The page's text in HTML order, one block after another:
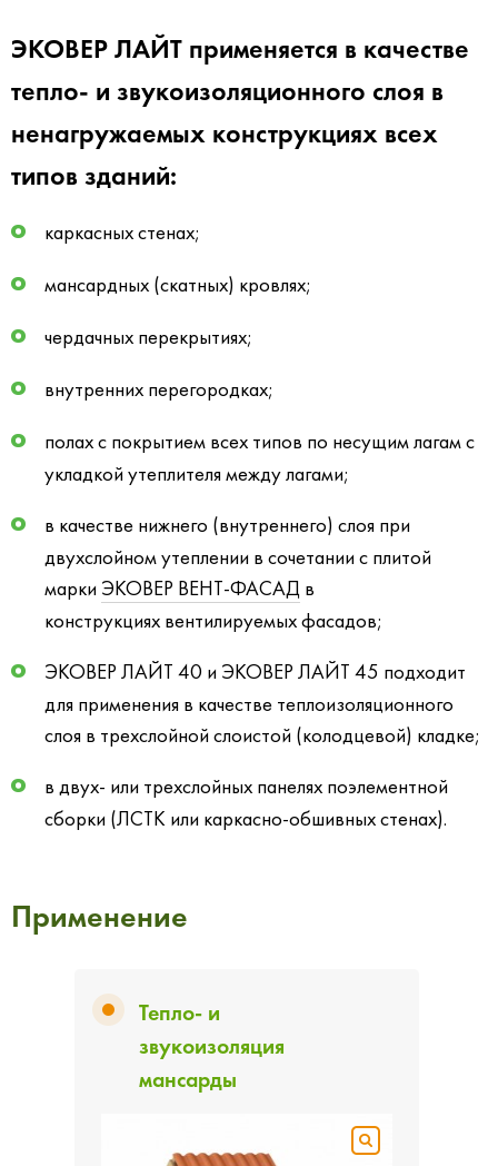
ЭКОВЕР ЛАЙТ применяется в качестве
тепло- и звукоизоляционного слоя в
ненагружаемых конструкциях всех
типов зданий:
каркасных стенах;
мансардных (скатных) кровлях;
чердачных перекрытиях;
внутренних перегородках;
полах с покрытием всех типов по несущим лагам с
укладкой утеплителя между лагами;
в качестве нижнего (внутреннего) слоя при
двухслойном утеплении в сочетании с плитой
марки ЭКОВЕР ВЕНТ-ФАСАД в
конструкциях вентилируемых фасадов;
ЭКОВЕР ЛАЙТ 40 и ЭКОВЕР ЛАЙТ 45 подходит
для применения в качестве теплоизоляционного
слоя в трехслойной слоистой (колодцевой) кладке;
в двух- или трехслойных панелях поэлементной
сборки (ЛСТК или каркасно-обшивных стенах).
Применение
Тепло- и
звукоизоляция
мансарды